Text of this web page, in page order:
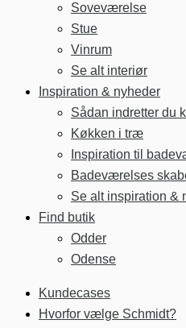
Soveværelse
Stue
Vinrum
Se alt interiør
Inspiration & nyheder
Sådan indretter du
Køkken i træ
Inspiration til
Badeværelses
Se alt inspiration &
Find butik
Odder
Odense
Kundecases
Hvorfor vælge Schmidt?